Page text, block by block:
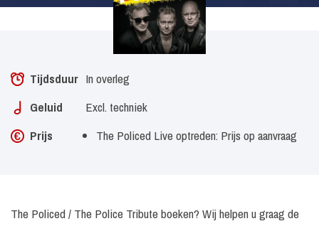
Tijdsduur In overleg
Geluid
Excl. techniek
Prijs
The Policed Live optreden: Prijs op aanvraag
The Policed / The Police Tribute boeken? Wij helpen u graag de